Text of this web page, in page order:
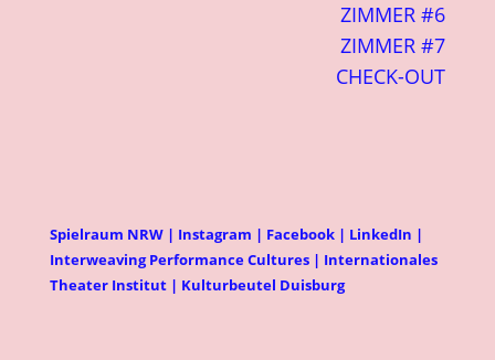
ZIMMER #6
ZIMMER #7
CHECK-OUT
Spielraum NRW | Instagram | Facebook| LinkedIn |
Interweaving Performance Cultures| Internationales
Theater Institut| Kulturbeutel Duisburg